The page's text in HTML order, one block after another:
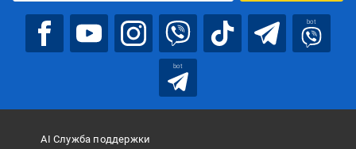
bot
bot
AI Служба поддержки